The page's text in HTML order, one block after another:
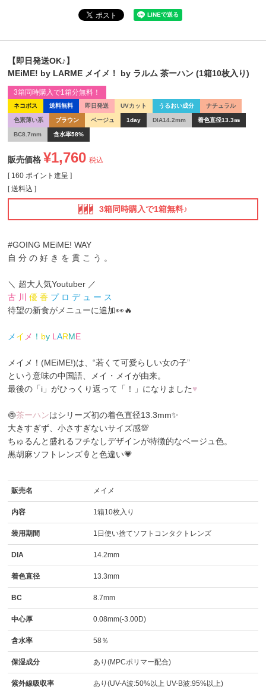
【即日発送OK♪】
MEiME! by LARME メイメ！ by ラルム 茶ーハン (1箱10枚入り)
ネコポス 送料無料 即日発送 UVカット うるおい成分 ナチュラル
色素薄い系 ブラウン ベージュ 1day DIA14.2mm 着色直径13.3㎜
BC8.7mm 含水率58%
3箱同時購入で1箱分無料！
販売価格 ¥1,760 税込
[ 160 ポイント進呈 ]
送料込
3箱同時購入で1箱無料♪
#GOING MEiME! WAY
自 分 の 好 き を 貫 こ う 。
＼ 超大人気Youtuber ／
古 川
優 香 プ ロ デ ュ ー ス
待望の新食がメニューに追加👀🔥
メイ メ ！ by L ARME
メイメ！(MEiME!)は、“若くて可愛らしい女の子”
という意味の中国語、メイ・メイが由来。
最後の「i」がひっくり返って「！」になりました♥
🍥茶ーハンはシリーズ初の着色直径13.3mm✨
大きすぎず、小さすぎないサイズ感💯
ちゅるんと盛れるフチなしデザインが特徴的なベージュ色。
黒胡麻ソフトレンズ🍦と色違い💗
販売名 メイメ
内容 1箱10枚入り
装用期間 1日使い捨てソフトコンタクトレンズ
DIA 14.2mm
着色直径 13.3mm
BC 8.7mm
中心厚 0.08mm(-3.00D)
含水率 58％
保湿成分 あり(MPCポリマー配合)
紫外線吸収率 あり(UV-A波:50%以上 UV-B波:95%以上)